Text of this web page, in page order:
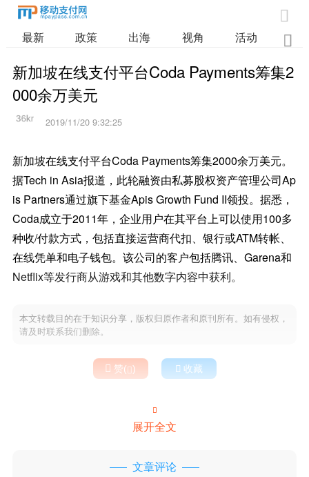

最新 政策 出海 视角 活动 业

新加坡在线支付平台Coda Payments筹集2
000余万美元
2019/11/20 9:32:25
新加坡在线支付平台Coda Payments筹集2000余万美元。
据Tech in Asia报道，此轮融资由私募股权资产管理公司Ap
is Partners通过旗下基金Apis Growth Fund II领投。据悉，
Coda成立于2011年，企业用户在其平台上可以使用100多
种收/付款方式，包括直接运营商代扣、银行或ATM转帐、
在线凭单和电子钱包。该公司的客户包括腾讯、Garena和
Netflix等发行商从游戏和其他数字内容中获利。
本文转载目的在于知识分享，版权归原作者和原刊所有。如有侵权，
请及时联系我们删除。
 赞()  收藏

展开全文
文章评论